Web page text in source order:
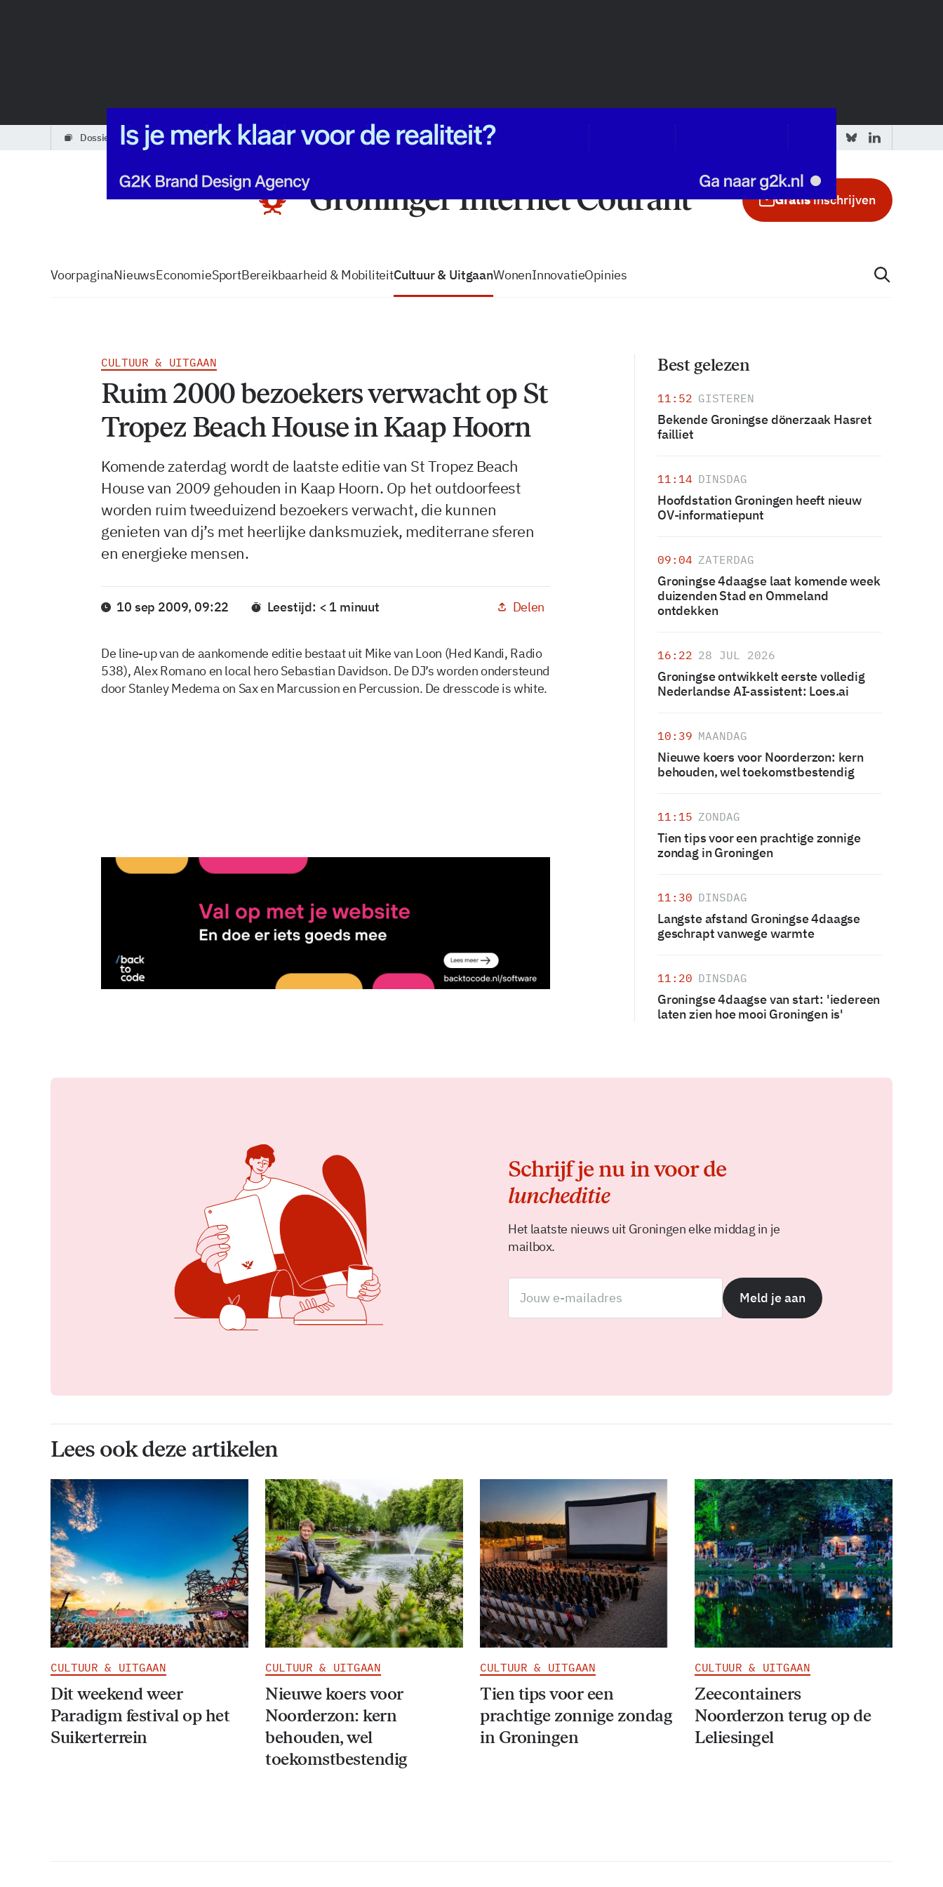
dossiers partners podcasts vacatures zo volg je de GIC
Gratisinschrijven
VoorpaginaNieuwsEconomieSportBereikbaarheid & MobiliteitCultuur & UitgaanWonenInnovatieOpinies
CULTUUR & UITGAAN
Ruim 2000 bezoekers verwacht op St
Tropez Beach House in Kaap Hoorn
Komende zaterdag wordt de laatste editie van St Tropez Beach
House van 2009 gehouden in Kaap Hoorn. Op het outdoorfeest
worden ruim tweeduizend bezoekers verwacht, die kunnen
genieten van dj’s met heerlijke danksmuziek, mediterrane sferen
en energieke mensen.
10 sep 2009, 09:22 Leestijd: < 1 minuut Delen
De line-up van de aankomende editie bestaat uit Mike van Loon (Hed Kandi, Radio
538), Alex Romano en local hero Sebastian Davidson. De DJ’s worden ondersteund
door Stanley Medema on Sax en Marcussion en Percussion. De dresscode is white.
10 sep 2009, 09:22
Best gelezen
11:52 GISTEREN
Bekende Groningse dönerzaak Hasret
failliet
11:14 DINSDAG
Hoofdstation Groningen heeft nieuw
OV-informatiepunt
09:04 ZATERDAG
Groningse 4daagse laat komende week
duizenden Stad en Ommeland
ontdekken
16:22 28 JUL 2026
Groningse ontwikkelt eerste volledig
Nederlandse AI-assistent: Loes.ai
10:39 MAANDAG
Nieuwe koers voor Noorderzon: kern
behouden, wel toekomstbestendig
11:15 ZONDAG
Tien tips voor een prachtige zonnige
zondag in Groningen
11:30 DINSDAG
Langste afstand Groningse 4daagse
geschrapt vanwege warmte
11:20 DINSDAG
Groningse 4daagse van start: 'iedereen
laten zien hoe mooi Groningen is'
Schrijf je nu in voor de
luncheditie
Het laatste nieuws uit Groningen elke middag in je
mailbox.
Meld je aan
Lees ook deze artikelen
CULTUUR & UITGAAN
Dit weekend weer
Paradigm festival op het
Suikerterrein
CULTUUR & UITGAAN
Nieuwe koers voor
Noorderzon: kern
behouden, wel
toekomstbestendig
CULTUUR & UITGAAN
Tien tips voor een
prachtige zonnige zondag
in Groningen
CULTUUR & UITGAAN
Zeecontainers
Noorderzon terug op de
Leliesingel